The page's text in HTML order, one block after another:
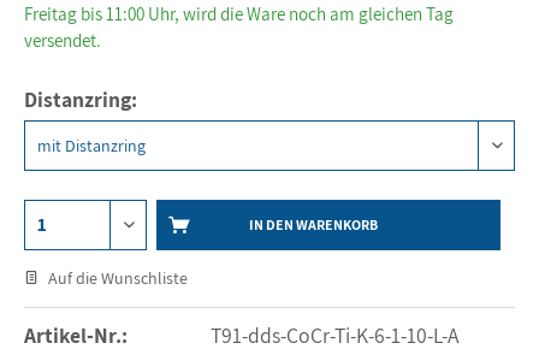
Freitag bis 11:00 Uhr, wird die Ware noch am gleichen Tag
versendet.
Distanzring:
IN DEN WARENKORB
Auf die Wunschliste
Artikel-Nr.: T91-dds-CoCr-Ti-K-6-1-10-L-A